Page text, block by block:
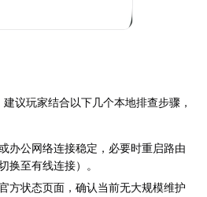
建议玩家结合以下几个本地排查步骤，
办公网络连接稳定，必要时重启路由
换至有线连接）。
方状态页面，确认当前无大规模维护